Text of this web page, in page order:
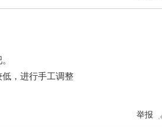
，进行手工调整
举报